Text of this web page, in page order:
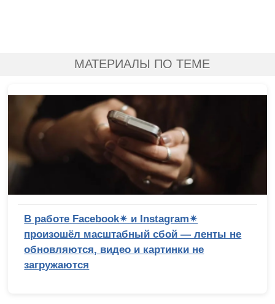
МАТЕРИАЛЫ ПО ТЕМЕ
В работе Facebook✴ и Instagram✴
произошёл масштабный сбой — ленты не
обновляются, видео и картинки не
загружаются